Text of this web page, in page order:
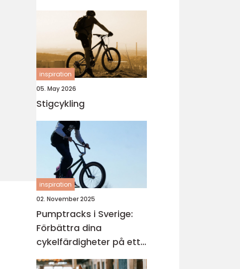
inspiration
05. May 2026
Stigcykling
inspiration
02. November 2025
Pumptracks i Sverige:
Förbättra dina
cykelfärdigheter på ett
säkert sätt